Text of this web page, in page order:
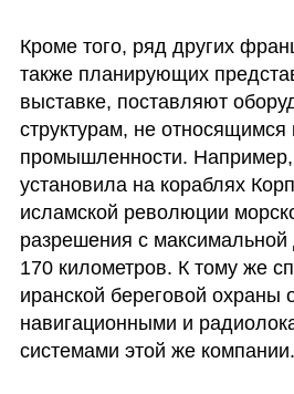
Кроме того, ряд других
также планирующих
выставке, поставляют
структурам, не относящимся
промышленности. Например,
установила на кораблях
исламской революции
разрешения с
170 километров. К тому же
иранской береговой охраны
навигационными и
системами этой же компании.